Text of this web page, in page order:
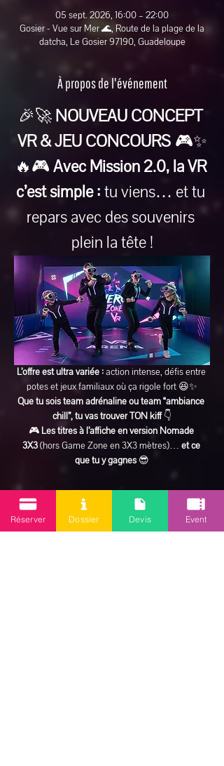
05 sept. 2026, 16:00 – 22:00
Gosier - Vue sur Mer 🌊, Route de la plage de la
datcha, Le Gosier 97190, Guadeloupe
À propos de l'événement
🎉🚀 NOUVEAU CONCEPT
VR & JEU CONCOURS 🎮✨
🔥🎮 Avec Mission 2.0, la VR
c’est simple : tu viens… et tu
repars avec des souvenirs
plein la tête !
L’offre est ultra variée : action intense, défis entre
potes et jeux familiaux où ça rigole fort 😆✨
Que tu sois team adrénaline ou team “ambiance
chill”, tu vas trouver TON kiff 👇
🎮 Les titres à l’affiche en version Nomade
3X3 (hors Game Zone en 3X3 mètres)… et ce
que tu y gagnes 😎
En lire plus >
Réserver Dossier Devis Event